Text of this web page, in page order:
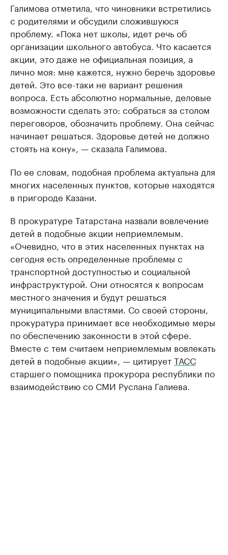
Галимова отметила, что чиновники встретились
с родителями и обсудили сложившуюся
проблему. «Пока нет школы, идет речь об
организации школьного автобуса. Что касается
акции, это даже не официальная позиция, а
лично моя: мне кажется, нужно беречь здоровье
детей. Это все-таки не вариант решения
вопроса. Есть абсолютно нормальные, деловые
возможности сделать это: собраться за столом
переговоров, обозначить проблему. Она сейчас
начинает решаться. Здоровье детей не должно
стоять на кону», — сказала Галимова.
По ее словам, подобная проблема актуальна для
многих населенных пунктов, которые находятся
в пригороде Казани.
В прокуратуре Татарстана назвали вовлечение
детей в подобные акции неприемлемым.
«Очевидно, что в этих населенных пунктах на
сегодня есть определенные проблемы с
транспортной доступностью и социальной
инфраструктурой. Они относятся к вопросам
местного значения и будут решаться
муниципальными властями. Со своей стороны,
прокуратура принимает все необходимые меры
по обеспечению законности в этой сфере.
Вместе с тем считаем неприемлемым вовлекать
детей в подобные акции», — цитируетТАСС
старшего помощника прокурора республики по
взаимодействию со СМИ Руслана Галиева.